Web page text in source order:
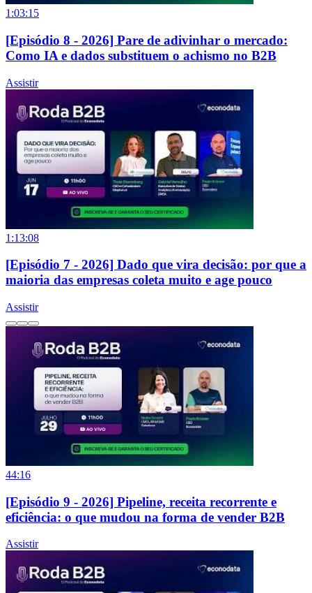
1:03:15
[Episódio 8 - 2026] Pare de adivinhar o mercado:
Como IA e dados substituem o achismo no B2B
Assistir
1:13:08
[Episódio 7 - 2026] Dado que vira decisão: por que a
maioria das empresas coleta muito e age pouco
Assistir
44:16
[Episódio 9 - 2026] Pipeline, receita recorrente e
eficiência: o que mudou na forma de vender B2B
Assistir